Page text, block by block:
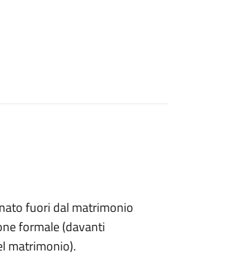
fuori dal matrimonio
formale (davanti
matrimonio).